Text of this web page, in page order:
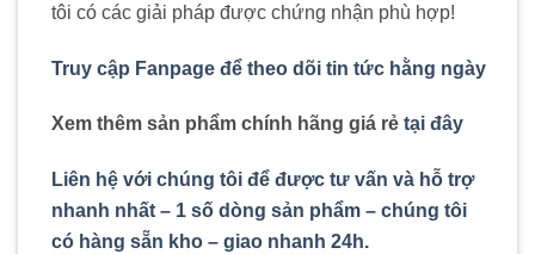
tôi có các giải pháp được chứng nhận phù hợp!
Truy cập Fanpage để theo dõi tin tức hằng ngày
Xem thêm sản phẩm chính hãng giá rẻ tại đây
Liên hệ với chúng tôi để được tư vấn và hỗ trợ
nhanh nhất – 1 số dòng sản phẩm – chúng tôi
có hàng sẵn kho – giao nhanh 24h.